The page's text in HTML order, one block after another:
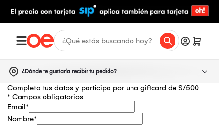
¿Dónde te gustaría recibir tu pedido?
Completa tus datos y participa por una giftcard de S/500
* Campos obligatorios
Email*
Nombre*